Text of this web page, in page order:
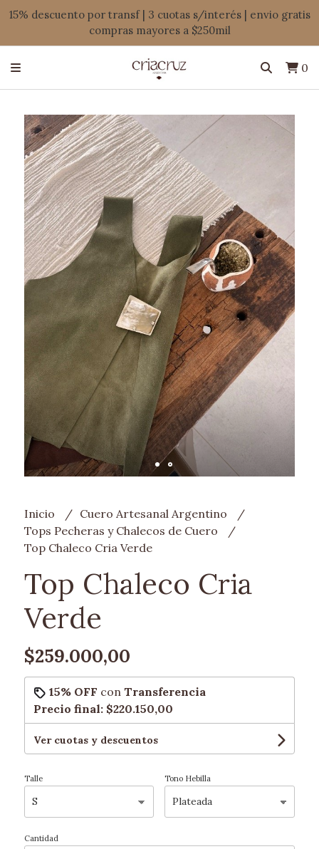
15% descuento por transf | 3 cuotas s/interés | envio gratis
compras mayores a $250mil
0
Inicio
Cuero Artesanal Argentino
Tops Pecheras y Chalecos de Cuero
Top Chaleco Cria Verde
Top Chaleco Cria
Verde
$259.000,00
15% OFF con Transferencia
Precio final: $220.150,00
Ver cuotas y descuentos
Talle Tono Hebilla
Cantidad